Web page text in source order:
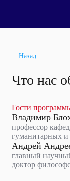
Назад
Что нас
Гости
Владимир
профессор
гуманитарных
Андрей
главный
доктор